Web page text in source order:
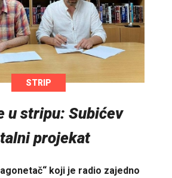
STRIP
u stripu: Subićev
projekat
koji je radio zajedno